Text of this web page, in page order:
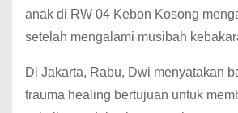
anak di RW 04 Kebon Kosong
setelah mengalami musibah
Di Jakarta, Rabu, Dwi menyatakan
trauma healing bertujuan untuk